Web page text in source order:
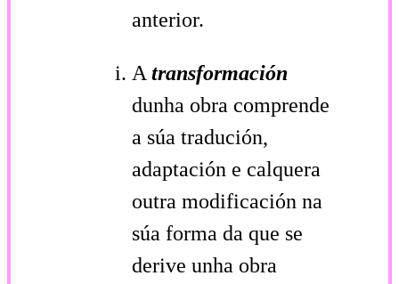
anterior.
A transformación
dunha obra comprende
a súa tradución,
adaptación e calquera
outra modificación na
súa forma da que se
derive unha obra